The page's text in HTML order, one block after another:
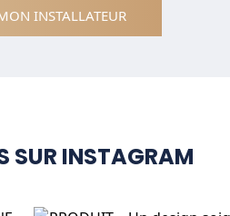
INSTALLATEUR
SUR INSTAGRAM